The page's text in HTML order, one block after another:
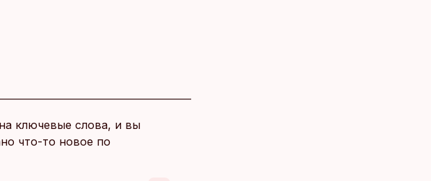
ключевые слова, и вы
что-то новое по